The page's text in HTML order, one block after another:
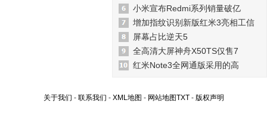
小米宣布Redmi系列销量破亿
增加指纹识别新版红米3亮相工信
屏幕占比逆天5
全高清大屏神舟X50TS仅售7
红米Note3全网通版采用的高
关于我们 - 联系我们 - XML地图 - 网站地图TXT- 版权声明